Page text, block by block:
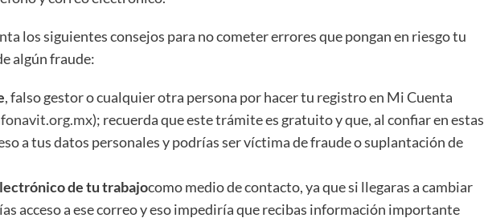
los siguientes consejos para no cometer errores que pongan en riesgo tu
algún fraude:
, falso gestor o cualquier otra persona por hacer tu registro en Mi Cuenta
); recuerda que este trámite es gratuito y que, al confiar en estas
a tus datos personales y podrías ser víctima de fraude o suplantación de
de tu trabajocomo medio de contacto, ya que si llegaras a cambiar
acceso a ese correo y eso impediría que recibas información importante